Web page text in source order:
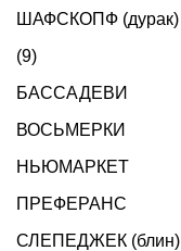
ШАФСКОПФ (дурак)
(9)
БАССАДЕВИ
ВОСЬМЕРКИ
НЬЮМАРКЕТ
ПРЕФЕРАНС
СЛЕПЕДЖЕК (блин)